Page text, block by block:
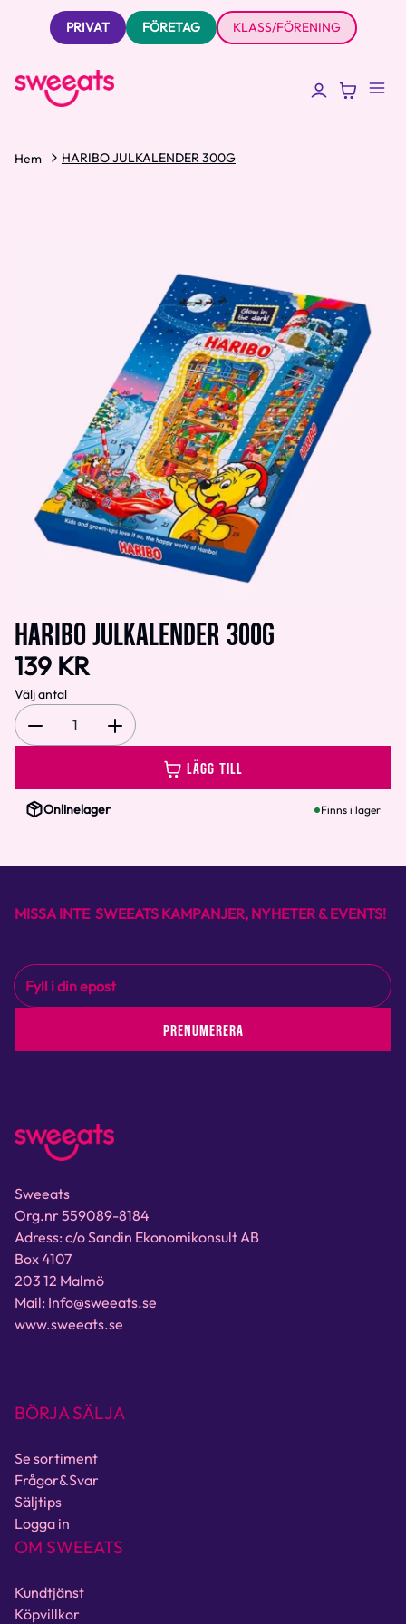
PRIVAT FÖRETAG KLASS/FÖRENING
Hem HARIBO JULKALENDER 300G
HARIBO JULKALENDER 300G
139 KR
Välj antal
1
LÄGG TILL
Onlinelager Finns i lager
MISSA INTE SWEEATS KAMPANJER, NYHETER & EVENTS!
PRENUMERERA
Sweeats
Org.nr 559089-8184
Adress: c/o Sandin Ekonomikonsult AB
Box 4107
203 12 Malmö
Mail: Info@sweeats.se
www.sweeats.se
BÖRJA SÄLJA
Se sortiment
Frågor&Svar
Säljtips
Logga in
OM SWEEATS
Kundtjänst
Köpvillkor